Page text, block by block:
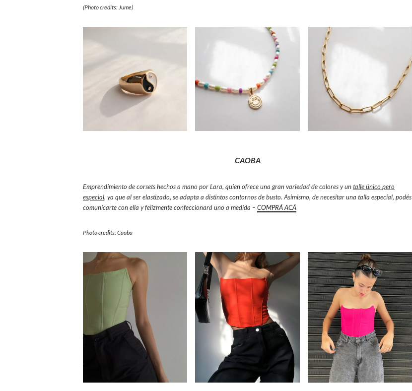
(Photo credits: Jume)
CAOBA
Emprendimiento de corsets hechos a mano por Lara, quien ofrece una gran variedad de colores y untalle único pero
especial, ya que al ser elastizado, se adapta a distintos contornos de busto. Asimismo, de necesitar una talla especial, podés
comunicarte con ella y felizmente confeccionará uno a medida – COMPRÁ ACÁ
Photo credits: Caoba